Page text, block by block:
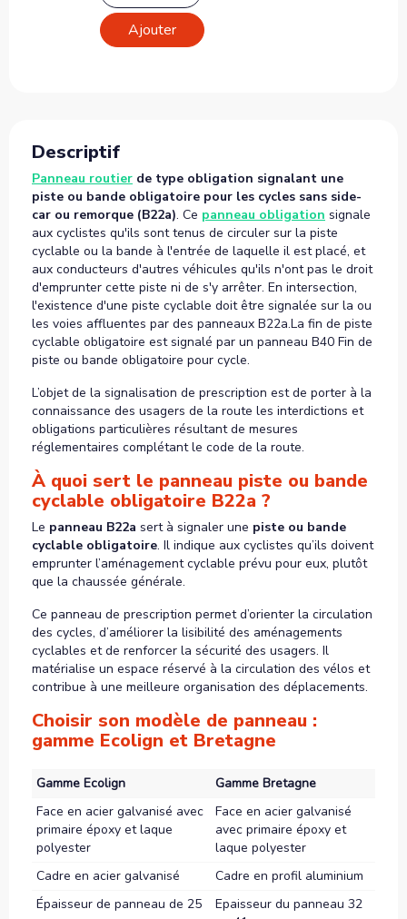
Ajouter
Descriptif
Panneau routier de type obligation signalant une
piste ou bande obligatoire pour les cycles sans side-
car ou remorque (B22a). Ce panneau obligation signale
aux cyclistes qu'ils sont tenus de circuler sur la piste
cyclable ou la bande à l'entrée de laquelle il est placé, et
aux conducteurs d'autres véhicules qu'ils n'ont pas le droit
d'emprunter cette piste ni de s'y arrêter. En intersection,
l'existence d'une piste cyclable doit être signalée sur la ou
les voies affluentes par des panneaux B22a.La fin de piste
cyclable obligatoire est signalé par un panneau B40 Fin de
piste ou bande obligatoire pour cycle.
L’objet de la signalisation de prescription est de porter à la
connaissance des usagers de la route les interdictions et
obligations particulières résultant de mesures
réglementaires complétant le code de la route.
À quoi sert le panneau piste ou bande
cyclable obligatoire B22a ?
Le panneau B22a sert à signaler une piste ou bande
cyclable obligatoire. Il indique aux cyclistes qu’ils doivent
emprunter l’aménagement cyclable prévu pour eux, plutôt
que la chaussée générale.
Ce panneau de prescription permet d’orienter la circulation
des cycles, d’améliorer la lisibilité des aménagements
cyclables et de renforcer la sécurité des usagers. Il
matérialise un espace réservé à la circulation des vélos et
contribue à une meilleure organisation des déplacements.
Choisir son modèle de panneau :
gamme Ecolign et Bretagne
Gamme Ecolign
Gamme Bretagne
Face en acier galvanisé avec
primaire époxy et laque
polyester
Face en acier galvanisé
avec primaire époxy et
laque polyester
Cadre en acier galvanisé
Cadre en profil aluminium
Épaisseur de panneau de 25
Epaisseur du panneau 32